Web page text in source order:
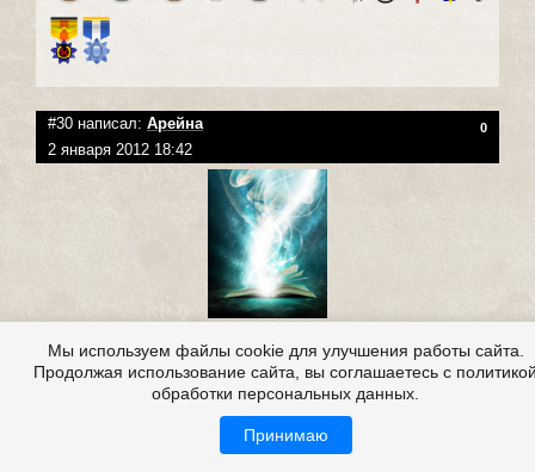
#30 написал: Арейна 0
2 января 2012 18:42
Репутация:
(0|0 )
Публикаций: 0
Комментариев: 67
Крутяг++++++++++++++++...
Мы используем файлы cookie для улучшения работы сайта.
Продолжая использование сайта, вы соглашаетесь с
обработки персональных данных.
Принимаю